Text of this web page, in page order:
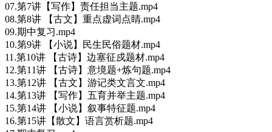
07.第7讲【写作】责任担当主题.mp4
08.第8讲 【古文】重点虚词点睛.mp4
09.期中复习.mp4
10.第9讲 【小说】民生民俗题材.mp4
11.第10讲 【古诗】边塞征戍题材.mp4
12.第11讲 【古诗】意境题+炼句题.mp4
13.第12讲 【古文】游记类文言文.mp4
14.第13讲 【写作】五育并举主题.mp4
15.第14讲 【小说】叙事特征题.mp4
16.第15讲【散文】语言赏析题.mp4